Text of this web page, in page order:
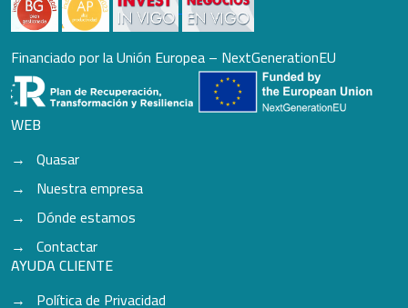
Financiado por la Unión Europea – NextGenerationEU
WEB
Quasar
Nuestra empresa
Dónde estamos
Contactar
AYUDA CLIENTE
Política de Privacidad